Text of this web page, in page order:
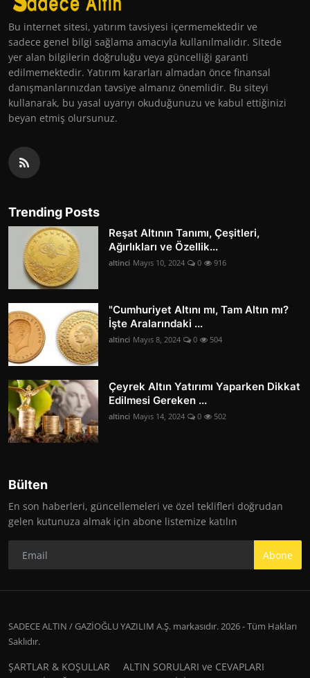
Bu internet sitesi, yatırım tavsiyesi içermemektedir ve
sadece genel bilgi sağlama amacıyla kullanılmalıdır. Sitede
yer alan bilgilerin doğruluğu veya güncelliği garanti
edilmemektedir. Yatırım kararları almadan önce finansal
danışmanlarınızdan tavsiye almanız önemlidir. Bu siteyi
kullanarak, bu yasal uyarıyı okuduğunuzu ve kabul ettiğinizi
beyan etmiş olursunuz.
Trending Posts
Reşat Altının Tanımı, Çeşitleri,
Ağırlıkları ve Özellik...
altinci Mayıs 10, 2024 0 916
"Cumhuriyet Altını mı, Tam Altın mı?
İşte Aralarındaki ...
altinci Mayıs 8, 2024 0 504
Çeyrek Altın Yatırımı Yaparken Dikkat
Edilmesi Gereken ...
altinci Mayıs 14, 2024 0 502
Bülten
En son haberleri, güncellemeleri ve özel teklifleri doğrudan
gelen kutunuza almak için abone listemize katılın
Abone
SADECE ALTIN / GAZİOĞLU YAZILIM A.Ş. markasıdır. 2026 - Tüm Hakları
Saklıdır.
ŞARTLAR & KOŞULLAR
ALTIN SORULARI ve CEVAPLARI